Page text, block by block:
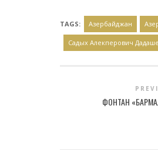
TAGS: Азербайджан
Садых Алекперович
ФОНТАН